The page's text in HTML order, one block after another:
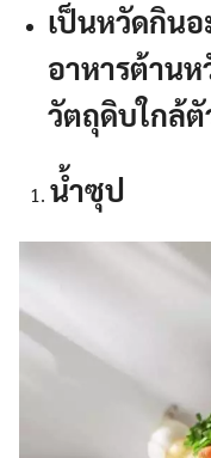
เป็นหวัดกินอ
อาหารต้านห
วัตถุดิบใกล้ตั
น้ำซุป